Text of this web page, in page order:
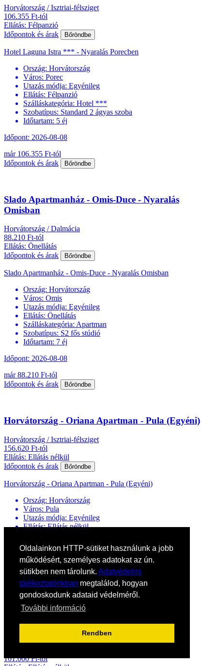
Oldalainkon HTTP-sütiket használunk a jobb
működésért, személyes adatokat az ún.
sütikben nem tárolunk. Adatvédelmi
tájékoztatónkban megtalálod, hogyan
gondoskodunk adataid védelméről.
További információ
Rendben
Horvátország / Isztriai-félsziget
106.355 Ft-tól
Ellátás: Félpanzió
Időpontok és árak
Bőröndbe
Hotel Laguna Istra *** - Nyaralás Porecben
Ország: Horvátország
Város: Porec
Utazás módja: Egyénileg
Ellátás: Félpanzió
Szálláskategória: Hotel ***
Szobatípus: Standard 2 ágyas szoba
Időtartam: 5 éj
Időpont: 2026-08-08
már 106.355 Ft-tól
Időpontok és árak
Bőröndbe
Slado Apartmanház - Omis-Duce - Nyaralás
Omisban
Horvátország / Dalmácia
88.210 Ft-tól
Ellátás: Önellátás
Időpontok és árak
Bőröndbe
Slado Apartmanház - Omis-Duce - Nyaralás Omisban
Ország: Horvátország
Város: Omis
Utazás módja: Egyénileg
Ellátás: Önellátás
Szálláskategória: Apartman
Szobatípus: S2 fős stúdió
Időtartam: 7 éj
Időpont: 2026-08-08
már 88.210 Ft-tól
Időpontok és árak
Bőröndbe
Horvátország - Oriana Apartman - Pula (Egyéni)
Horvátország / Isztriai-félsziget
156.620 Ft-tól
Ellátás: Ellátás nélkül
Időpontok és árak
Bőröndbe
Horvátország - Oriana Apartman - Pula (Egyéni)
Ország: Horvátország
Város: Pula
Utazás módja: Egyénileg
Ellátás:Ellátás nélkül
Szobatípus:
2 személyes stúdióapartman, 2 felnőtt
Időtartam:7 éj
Időpont: 2026-08-08
már 156.620 Ft-tól
Időpontok és árak
Bőröndbe
VILLA IVICA APARTMAN ***
161.000 Ft-tól